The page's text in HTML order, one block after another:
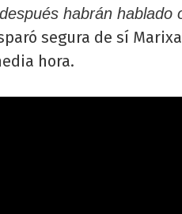
habrán hablado
segura de sí
hora.